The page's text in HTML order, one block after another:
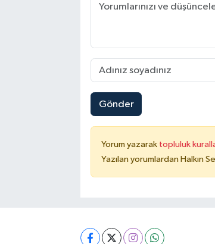
Gönder
Yorum yazarak topluluk
Yazılan yorumlardan Halkın